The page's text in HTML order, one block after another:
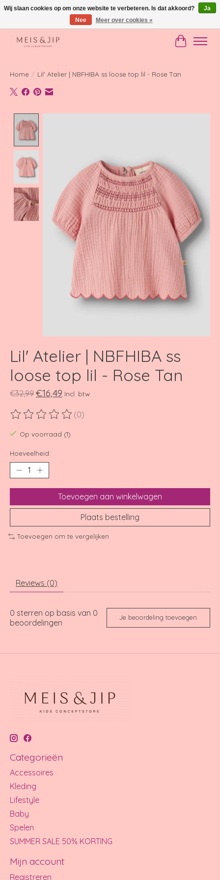
Gratis verzending in NL vanaf €150
Home / Lil' Atelier | NBFHIBA ss loose top lil - Rose Tan
Lil' Atelier | NBFHIBA ss
loose top lil - Rose Tan
€32,99 €16,49 Incl. btw
De beoordeling van dit product is
(0)
Op voorraad (1)
Hoeveelheid:
Toevoegen aan winkelwagen
Plaats bestelling
Toevoegen om te vergelijken
Reviews (0)
0 sterren op basis van 0
beoordelingen
Je beoordeling toevoegen
Categorieën
Accessoires
Kleding
Lifestyle
Baby
Spelen
SUMMER SALE 50% KORTING
Mijn account
Registreren
Wij slaan cookies op om onze website te verbeteren. Is dat akkoord?
Ja
Nee
Meer over cookies »